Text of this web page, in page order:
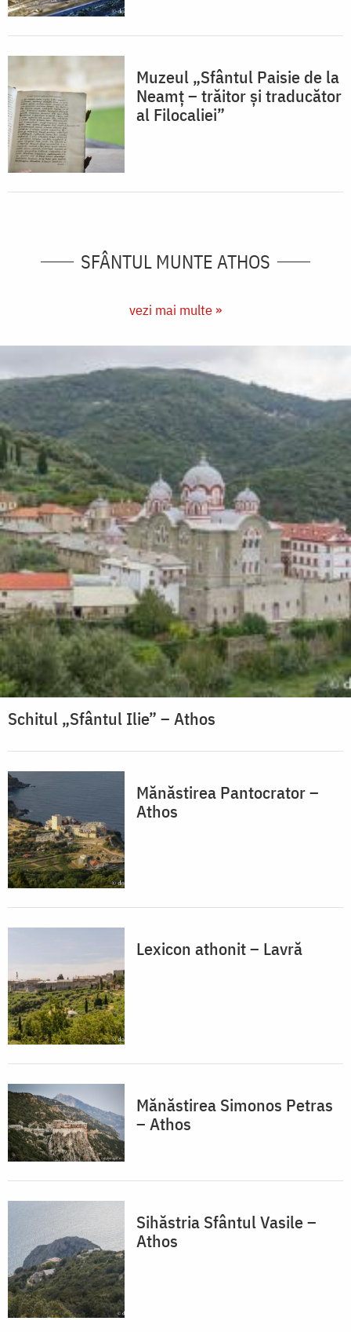
Muzeul „Sfântul Paisie de la
Neamț – trăitor și traducător
al Filocaliei”
SFÂNTUL MUNTE ATHOS
vezi mai multe »
Schitul „Sfântul Ilie” – Athos
Mănăstirea Pantocrator –
Athos
Lexicon athonit – Lavră
Mănăstirea Simonos Petras
– Athos
Sihăstria Sfântul Vasile –
Athos